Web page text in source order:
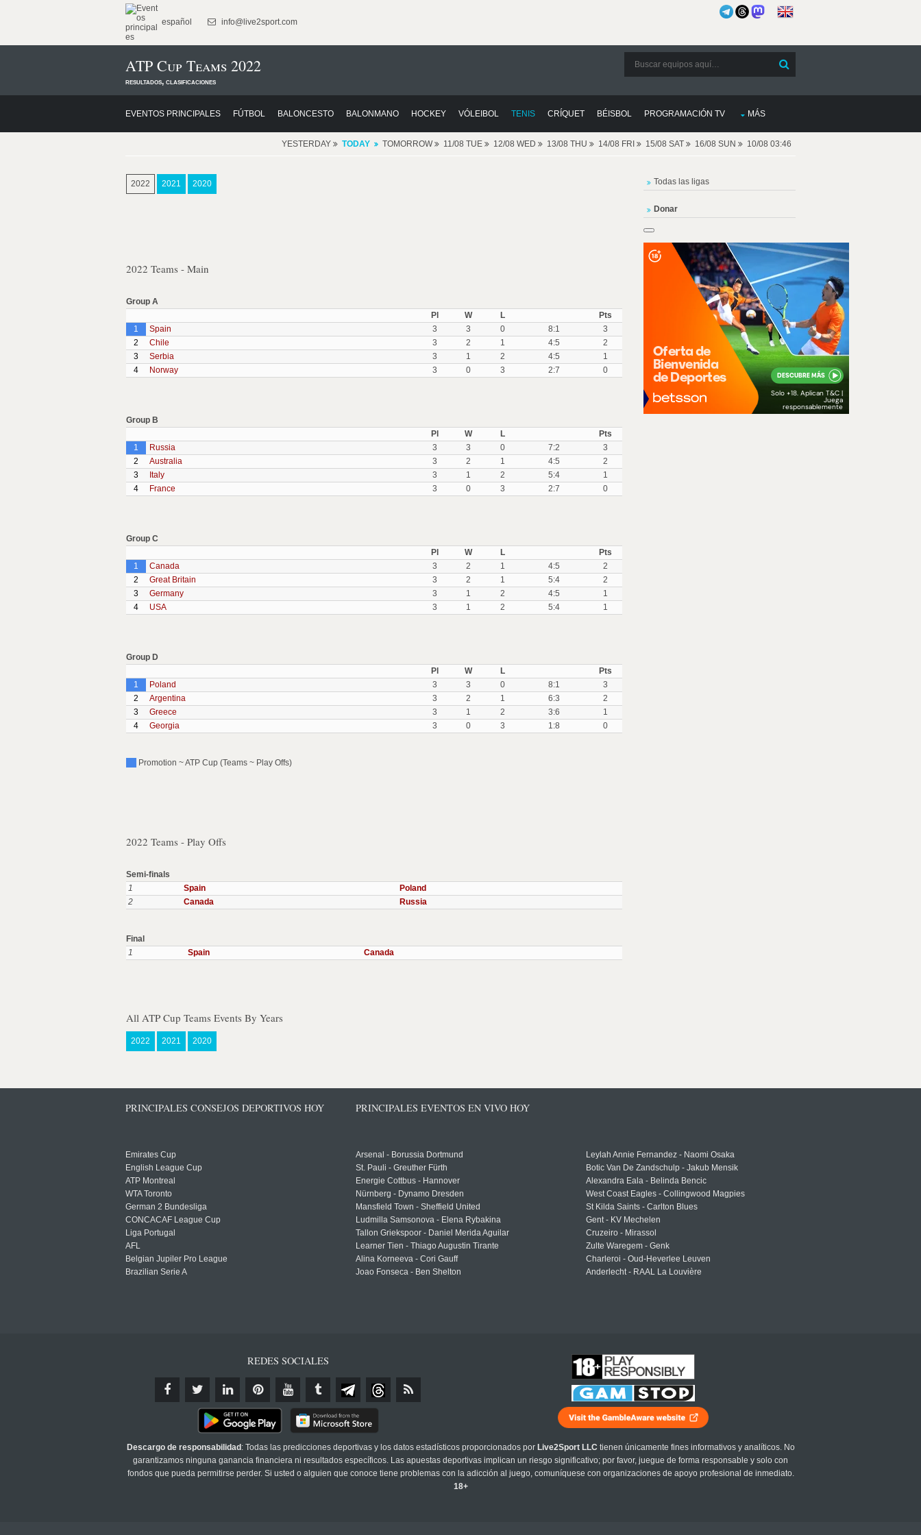
español info@live2sport.com
ATP Cup Teams 2022
resultados, clasificaciones
EVENTOS PRINCIPALES FÚTBOL BALONCESTO BALONMANO HOCKEY VÓLEIBOL TENIS CRÍQUET BÉISBOL PROGRAMACIÓN TV MÁS
YESTERDAY TODAY TOMORROW 11/08 TUE 12/08 WED 13/08 THU 14/08 FRI 15/08 SAT 16/08 SUN 10/08 03:46
2022 2021 2020
2022 Teams - Main
Group A
Pl
W L
Pts
1
Spain 3 3 0 8:1
3
2
Chile 3 2 1 4:5
2
3
Serbia 3 1 2 4:5
1
4
Norway 3 0 3 2:7 0
Group B
Pl
W L
Pts
1
Russia 3 3 0 7:2
3
2
Australia 3 2 1 4:5
2
3
Italy 3 1 2 5:4
1
4
France 3 0 3 2:7 0
Group C
Pl
W L
Pts
1
Canada 3 2 1 4:5
2
2
Great Britain 3 2 1 5:4
2
3
Germany 3 1 2 4:5
1
4
USA 3 1 2 5:4 1
Group D
Pl
W L
Pts
1
Poland 3 3 0 8:1
3
2
Argentina 3 2 1 6:3
2
3
Greece 3 1 2 3:6
1
4
Georgia 3 0 3 1:8 0
Promotion ~ ATP Cup (Teams ~ Play Offs)
2022 Teams - Play Offs
Semi-finals
1
Spain
Poland
2
Canada Russia
Final
1
Spain Canada
All ATP Cup Teams Events By Years
2022 2021 2020
Todas las ligas
Donar
PRINCIPALES CONSEJOS DEPORTIVOS HOY
Emirates Cup
English League Cup
ATP Montreal
WTA Toronto
German 2 Bundesliga
CONCACAF League Cup
Liga Portugal
AFL
Belgian Jupiler Pro League
Brazilian Serie A
PRINCIPALES EVENTOS EN VIVO HOY
Arsenal - Borussia Dortmund
St. Pauli - Greuther Fürth
Energie Cottbus - Hannover
Nürnberg - Dynamo Dresden
Mansfield Town - Sheffield United
Ludmilla Samsonova - Elena Rybakina
Tallon Griekspoor - Daniel Merida Aguilar
Learner Tien - Thiago Augustin Tirante
Alina Korneeva - Cori Gauff
Joao Fonseca - Ben Shelton
Leylah Annie Fernandez - Naomi Osaka
Botic Van De Zandschulp - Jakub Mensik
Alexandra Eala - Belinda Bencic
West Coast Eagles - Collingwood Magpies
St Kilda Saints - Carlton Blues
Gent - KV Mechelen
Cruzeiro - Mirassol
Zulte Waregem - Genk
Charleroi - Oud-Heverlee Leuven
Anderlecht - RAAL La Louvière
REDES SOCIALES
Descargo de responsabilidad : Todas las predicciones deportivas y los datos estadísticos proporcionados por Live2Sport LLC tienen únicamente fines informativos y analíticos. No
garantizamos ninguna ganancia financiera ni resultados específicos. Las apuestas deportivas implican un riesgo significativo; por favor, juegue de forma responsable y solo con
fondos que pueda permitirse perder. Si usted o alguien que conoce tiene problemas con la adicción al juego, comuníquese con organizaciones de apoyo profesional de inmediato.
18+